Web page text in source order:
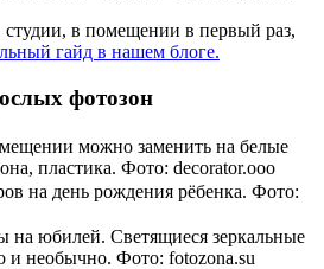
студии, в помещении в первый раз,
гайд в нашем блоге.
фотозон
можно заменить на белые
пластика. Фото: decorator.ooo
на день рождения рёбенка. Фото:
на юбилей. Светящиеся зеркальные
и необычно. Фото: fotozona.su